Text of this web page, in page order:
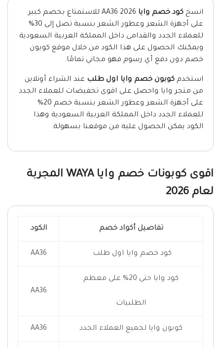
انسخ كود خصم وايا
2026 AA36 للاستمتاع بخصم كبير
على أجهزة الشعر وعطور الشعر بنسبة تصل إلى 30%
للعملاء الجدد والقدامى داخل المملكة العربية السعودية
ويمكنك الحصول على هذا الكود من خلال موقع كوبون
خصم دون دفع أي رسوم فهو مجاني تمامًا.
استخدم كوبون خصم وايا اول طلب عند الشراء أونلاين
من متجر وايا واحصل على اقوى تخفيضات للعملاء الجدد
على أجهزة الشعر وعطور الشعر بنسبة خصم 20%
للعملاء الجدد داخل المملكة العربية السعودية وهذا
الكود يمكن الحصول عليه من موقعنا بسهولة.
اقوى كوبونات خصم وايا WAYA المجربة
لعام 2026
تفاصيل أكواد خصم الكود
كود خصم وايا اول طلب AA36
كود وايا حتى 20% على معظم
الطلبيات
AA36
كوبون وايا لجميع العملاء الجدد AA36